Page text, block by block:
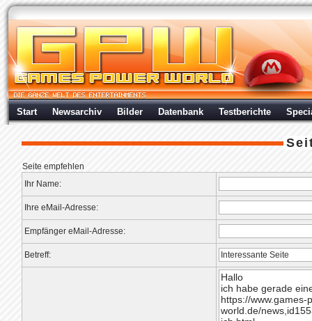
Start Newsarchiv Bilder Datenbank Testberichte
Seite empfehlen
Ihr Name:
Ihre eMail-Adresse:
Empfänger eMail-Adresse:
Betreff: